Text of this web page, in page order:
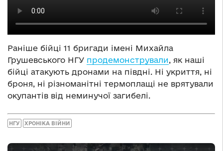
Раніше бійці 11 бригади імені Михайла
Грушевського НГУ продемонстрували, як наші
бійці атакують дронами на півдні. Ні укриття, ні
броня, ні різноманітні термоплащі не врятували
окупантів від неминучої загибелі.
НГУ ХРОНІКА ВІЙНИ